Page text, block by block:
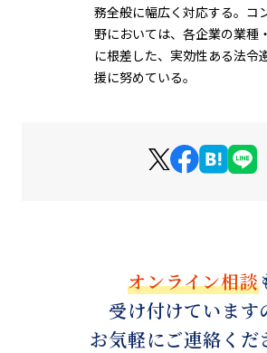
務全般に幅広く対応する。コ
野においては、各企業の業種
に根差した、実効性ある法令
援に努めている。
オンライン相談
受け付けています
お気軽にご連絡くだ